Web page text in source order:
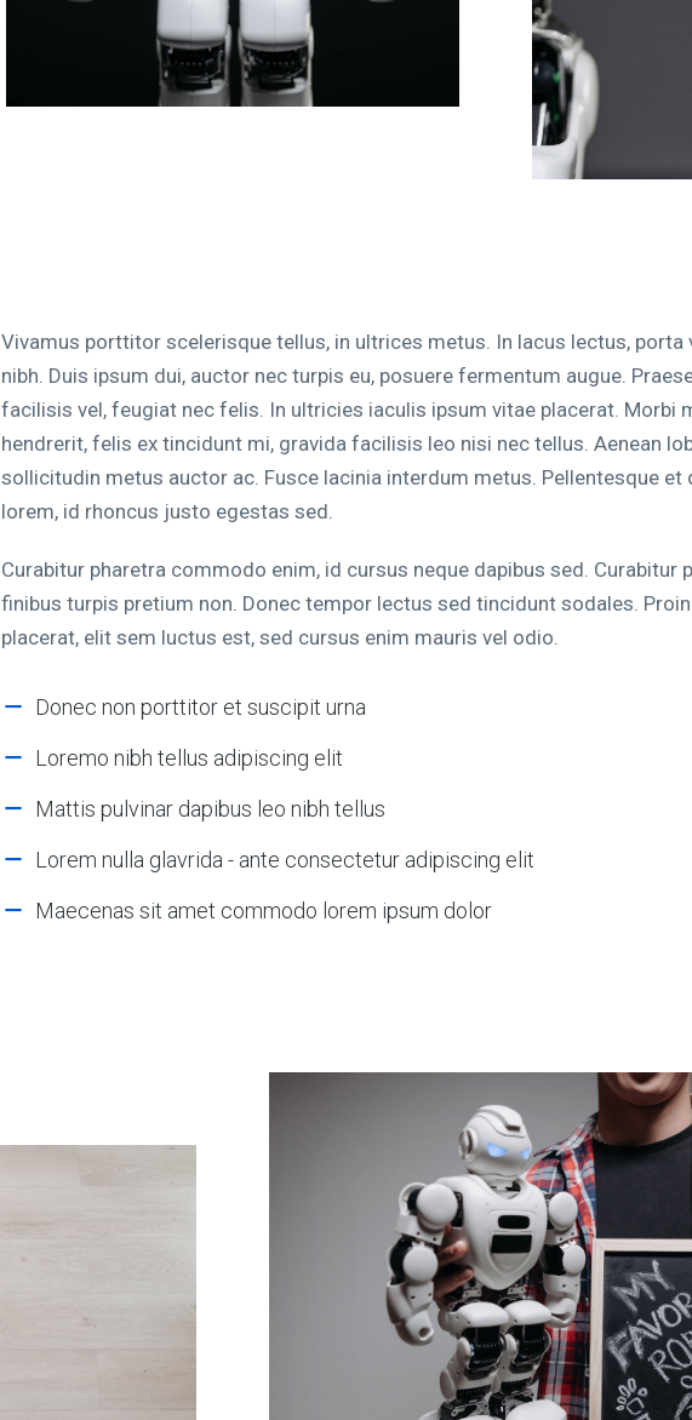
Vivamus porttitor scelerisque tellus, in ultrices metus. In lacus lectus, porta
nibh. Duis ipsum dui, auctor nec turpis eu, posuere fermentum augue.
facilisis vel, feugiat nec felis. In ultricies iaculis ipsum vitae placerat. Morbi
hendrerit, felis ex tincidunt mi, gravida facilisis leo nisi nec tellus. Aenean
sollicitudin metus auctor ac. Fusce lacinia interdum metus. Pellentesque et
lorem, id rhoncus justo egestas sed.
Curabitur pharetra commodo enim, id cursus neque dapibus sed. Curabitur
finibus turpis pretium non. Donec tempor lectus sed tincidunt sodales.
placerat, elit sem luctus est, sed cursus enim mauris vel odio.
Donec non porttitor et suscipit urna
Loremo nibh tellus adipiscing elit
Mattis pulvinar dapibus leo nibh tellus
Lorem nulla glavrida - ante consectetur adipiscing elit
Maecenas sit amet commodo lorem ipsum dolor